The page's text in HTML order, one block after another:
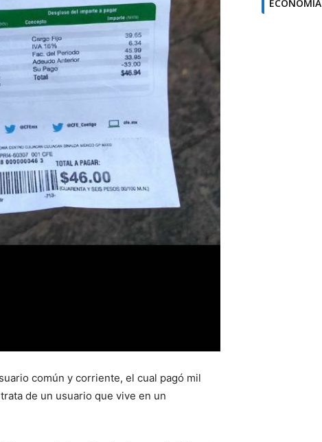
común y corriente, el cual pagó mil
de un usuario que vive en un
ECONOMÍA